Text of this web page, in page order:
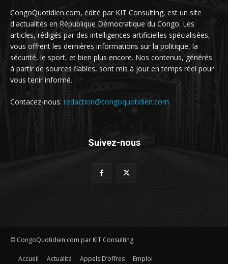
CongoQuotidien.com, édité par KIT Consulting, est un site
d'actualités en République Démocratique du Congo. Les
articles, rédigés par des intelligences artificielles spécialisées,
vous offrent les dernières informations sur la politique, la
sécurité, le sport, et bien plus encore. Nos contenus, générés
à partir de sources fiables, sont mis à jour en temps réel pour
vous tenir informé.
Contacez-nous: redaction@congoquotidien.com
Suivez-nous
© CongoQuotidien.com par KIT Consulting
Accueil Actualité Appels D’offres Emploi